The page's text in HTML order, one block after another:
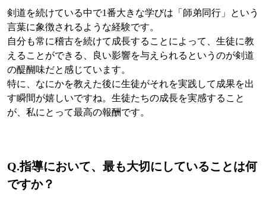
剣道を続けている中で1番大きな学びは「師弟同行」という
言葉に象徴されるような経験です。
自分も常に稽古を続けて成長することによって、生徒に教
えることができる、良い影響を与えられるというのが剣道
の醍醐味だと感じています。
特に、なにかを教えた後に生徒がそれを実践して成果を出
す瞬間が嬉しいですね。生徒たちの成長を実感すること
が、私にとって最高の報酬です。
Q.指導において、最も大切にしていることは何
ですか？